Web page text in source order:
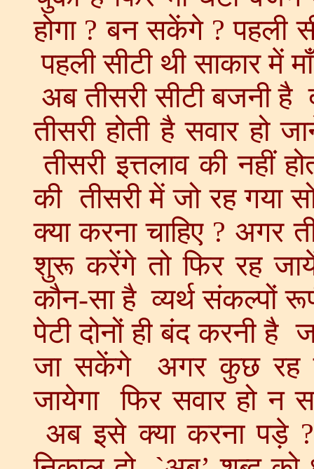
होगा ? बन सकेंगे ? पहली
पहली सीटी थी साकार में
अब तीसरी सीटी बजनी है
तीसरी होती है सवार हो
तीसरी इत्तलाव की नहीं
की तीसरी में जो रह गया
क्या करना चाहिए ? अगर
शुरू करेंगे तो फिर रह
कौन-सा है व्यर्थ संकल्पों
पेटी दोनों ही बंद करनी है
जा सकेंगे अगर कुछ रह
जायेगा फिर सवार हो न
अब इसे क्या करना पड़े